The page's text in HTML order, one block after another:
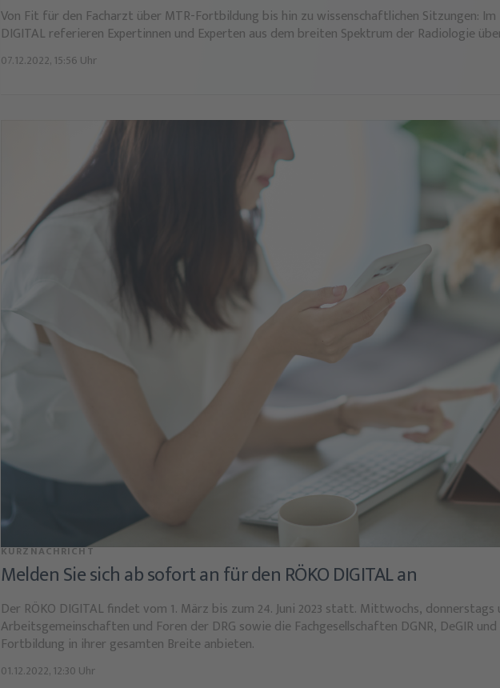
Von Fit für den Facharzt über MTR-Fortbildung bis hin zu wissenschaftlichen Sitzungen: Im
DIGITAL referieren Expertinnen und Experten aus dem breiten Spektrum der Radiologie
07.12.2022, 15:56 Uhr
KURZNACHRICHT
Melden Sie sich ab sofort an für den RÖKO DIGITAL an
Der RÖKO DIGITAL findet vom 1. März bis zum 24. Juni 2023 statt. Mittwochs,
Arbeitsgemeinschaften und Foren der DRG sowie die Fachgesellschaften DGNR, DeGIR
Fortbildung in ihrer gesamten Breite anbieten.
01.12.2022, 12:30 Uhr